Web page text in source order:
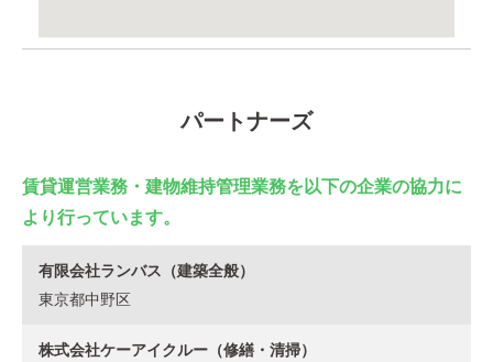
パートナーズ
賃貸運営業務・建物維持管理業務を以下の企業の協力に
より行っています。
有限会社ランバス（建築全般）
東京都中野区
株式会社ケーアイクルー（修繕・清掃）